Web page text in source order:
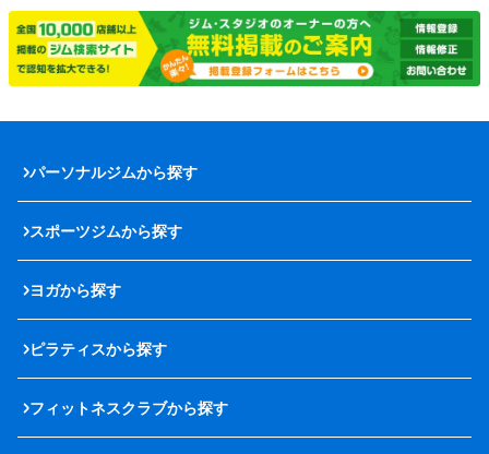
パーソナルジムから探す
スポーツジムから探す
ヨガから探す
ピラティスから探す
フィットネスクラブから探す